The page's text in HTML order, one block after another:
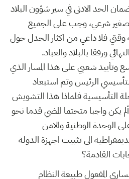
الحد الادنى في سير شؤون البلاد
شرعي، وجب على الجميع
وقتي فلا داعي من اكثار الجدل حول
ورفقا بالبلاد والعباد.
وتأييد شعبي على هذا المسار الذي
الرئيس وتم استبعاد
التأسيسية فلماذا هذا التشويش
يكن واجبا متحتما المضي قدما نحو
الوحدة الوطنية والامن
الى تثبيت اجهزة الدولة
القادمة؟
المفعول طبيعة النظام